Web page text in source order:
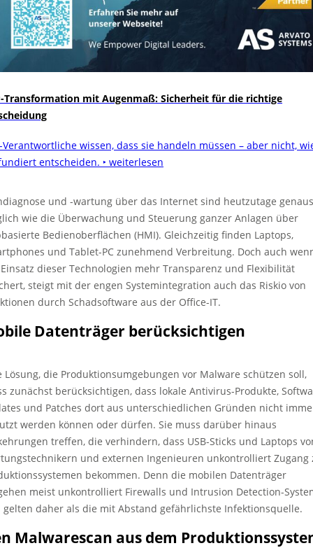
Transformation mit Augenmaß: Sicherheit für die richtige
Verantwortliche wissen, dass sie handeln müssen – aber nicht,
entscheiden. ‣ weiterlesen
und -wartung über das Internet sind heutzutage
wie die Überwachung und Steuerung ganzer Anlagen über
Bedienoberflächen (HMI). Gleichzeitig finden Laptops,
und Tablet-PC zunehmend Verbreitung. Doch auch
dieser Technologien mehr Transparenz und Flexibilität
steigt mit der engen Systemintegration auch das Riskio von
durch Schadsoftware aus der Office-IT.
Datenträger berücksichtigen
Lösung, die Produktionsumgebungen vor Malware schützen soll,
zunächst berücksichtigen, dass lokale Antivirus-Produkte,
und Patches dort aus unterschiedlichen Gründen nicht
werden können oder dürfen. Sie muss darüber hinaus
treffen, die verhindern, dass USB-Sticks und Laptops
und externen Ingenieuren unkontrolliert Zugang
bekommen. Denn die mobilen Datenträger
meist unkontrolliert Firewalls und Intrusion Detection-
gelten daher als die mit Abstand gefährlichste Infektionsquelle.
Malwarescan aus dem